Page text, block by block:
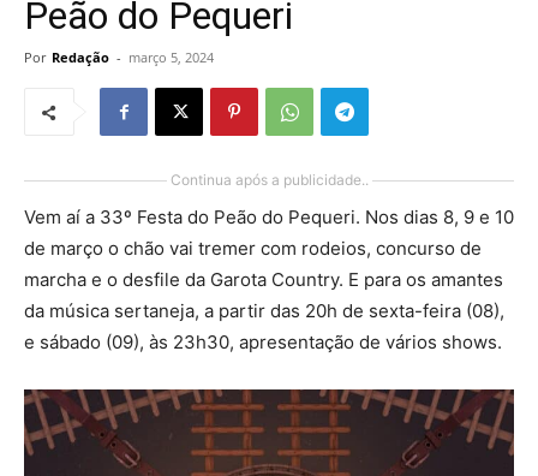
Peão do Pequeri
Por Redação - março 5, 2024
Continua após a publicidade..
Vem aí a 33º Festa do Peão do Pequeri. Nos dias 8, 9 e 10
de março o chão vai tremer com rodeios, concurso de
marcha e o desfile da Garota Country. E para os amantes
da música sertaneja, a partir das 20h de sexta-feira (08),
e sábado (09), às 23h30, apresentação de vários shows.